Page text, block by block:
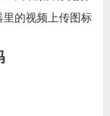
里的视频上传图标